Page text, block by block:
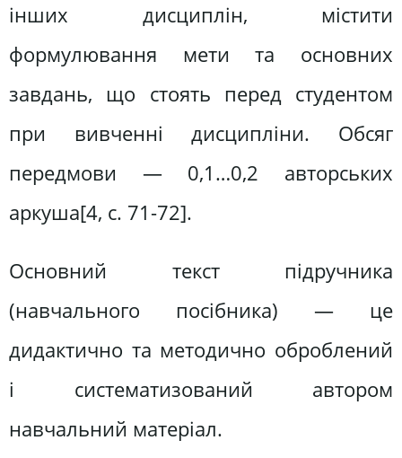
інших дисциплін, містити
формулювання мети та основних
завдань, що стоять перед студентом
при вивченні дисципліни. Обсяг
передмови — 0,1…0,2 авторських
аркуша[4, c. 71-72].
Основний текст підручника
(навчального посібника) — це
дидактично та методично оброблений
і систематизований автором
навчальний матеріал.